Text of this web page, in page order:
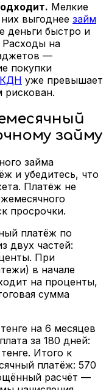
Мелкие
выгоднее займ
деньги быстро и
на
—
покупки
КДН уже превышает
рискован.
займу
займа
и убедитесь, что
Платёж не
просрочки.
платёж по
двух частей:
При
в начале
на проценты,
сумма
на 6 месяцев
за 180 дней:
Итого к
платёж: 570
расчёт —